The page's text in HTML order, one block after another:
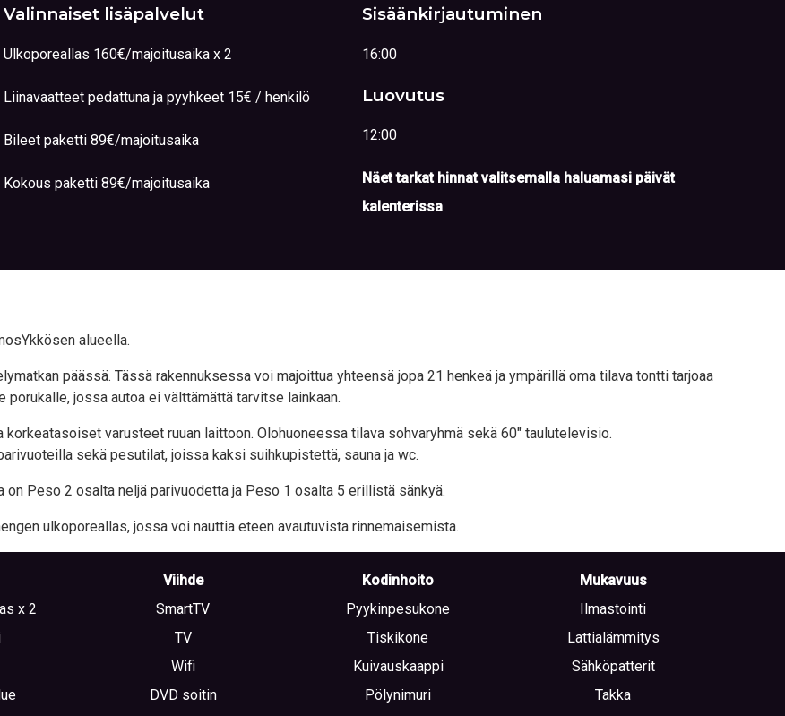
Valinnaiset lisäpalvelut
Ulkoporeallas 160€/majoitusaika x 2
Liinavaatteet pedattuna ja pyyhkeet 15€ / henkilö
Bileet paketti 89€/majoitusaika
Kokous paketti 89€/majoitusaika
Sisäänkirjautuminen
16:00
Luovutus
12:00
Näet tarkat hinnat valitsemalla haluamasi päivät
kalenterissa
alueella.
päässä. Tässä rakennuksessa voi majoittua yhteensä jopa 21 henkeä ja ympärillä oma tilava tontti tarjoaa
jossa autoa ei välttämättä tarvitse lainkaan.
varusteet ruuan laittoon. Olohuoneessa tilava sohvaryhmä sekä 60″ taulutelevisio.
sekä pesutilat, joissa kaksi suihkupistettä, sauna ja wc.
Peso 2 osalta neljä parivuodetta ja Peso 1 osalta 5 erillistä sänkyä.
ulkoporeallas, jossa voi nauttia eteen avautuvista rinnemaisemista.
x 2
Viihde
SmartTV
TV
Wifi
DVD soitin
Kodinhoito
Pyykinpesukone
Tiskikone
Kuivauskaappi
Pölynimuri
Mukavuus
Ilmastointi
Lattialämmitys
Sähköpatterit
Takka